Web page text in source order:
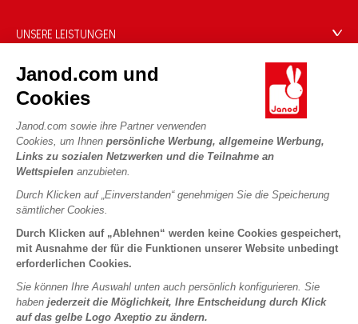
Janod.com und
Cookies
Janod.com sowie ihre Partner verwenden
Cookies, um Ihnen persönliche Werbung, allgemeine Werbung,
Links zu sozialen Netzwerken und die Teilnahme an
Wettspielen anzubieten.
Durch Klicken auf „Einverstanden“ genehmigen Sie die Speicherung
sämtlicher Cookies.
Durch Klicken auf „Ablehnen“ werden keine Cookies gespeichert,
mit Ausnahme der für die Funktionen unserer Website unbedingt
erforderlichen Cookies.
Sie können Ihre Auswahl unten auch persönlich konfigurieren. Sie
haben jederzeit die Möglichkeit, Ihre Entscheidung durch Klick
auf das gelbe Logo Axeptio zu ändern.
Produktrückruf
Nutzungsbedingungen #YesJanod
Unsere Expertise
Was ist FSC®?
UNSERE LEISTUNGEN
Spielregeln und Anleitungen
Lose Stücke
Kinderaktivitäten zum Download
PROFESSIONAL
Pressekontakte
FOLGEN SIE UNS
Copyright © 2026 Janod - Alle Rechte vorbehalten -